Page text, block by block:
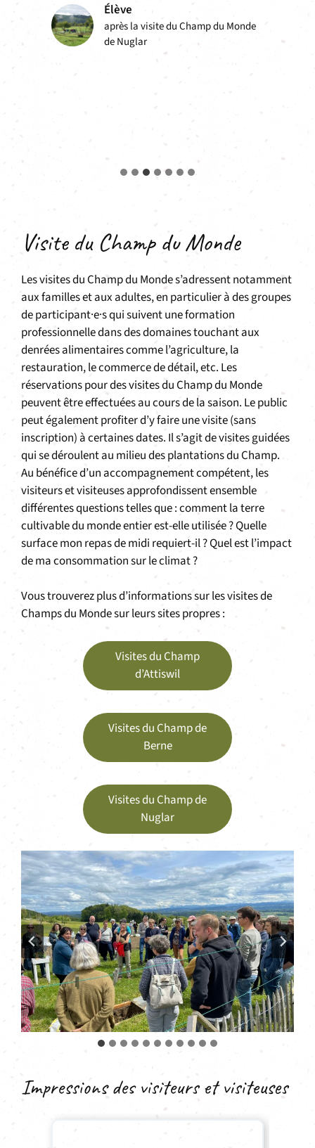
Personne enseignante
après la visité du Champ du Monde
Visite du Champ du Monde
Les visites du Champ du Monde s’adressent notamment
aux familles et aux adultes, en particulier à des groupes
de participant·e·s qui suivent une formation
professionnelle dans des domaines touchant aux
denrées alimentaires comme l’agriculture, la
restauration, le commerce de détail, etc. Les
réservations pour des visites du Champ du Monde
peuvent être effectuées au cours de la saison. Le public
peut également profiter d’y faire une visite (sans
inscription) à certaines dates. Il s’agit de visites guidées
qui se déroulent au milieu des plantations du Champ.
Au bénéfice d’un accompagnement compétent, les
visiteurs et visiteuses approfondissent ensemble
différentes questions telles que : comment la terre
cultivable du monde entier est-elle utilisée ? Quelle
surface mon repas de midi requiert-il ? Quel est l’impact
de ma consommation sur le climat ?
Vous trouverez plus d’informations sur les visites de
Champs du Monde sur leurs sites propres :
Visites du Champ
d’Attiswil
Visites du Champ de
Berne
Visites du Champ de
Nuglar
Impressions des visiteurs et visiteuses